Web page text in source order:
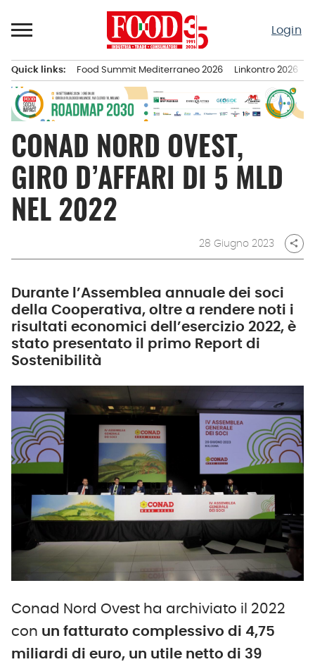
al
Login
principale
Quick links: Food Summit Mediterraneo 2026 Linkontro 2026
CONAD NORD OVEST,
GIRO D’AFFARI DI 5 MLD
NEL 2022
28 Giugno 2023 share
Durante l’Assemblea annuale dei soci
della Cooperativa, oltre a rendere noti i
risultati economici dell’esercizio 2022, è
stato presentato il primo Report di
Sostenibilità
Conad Nord Ovest ha archiviato il 2022
con un fatturato complessivo di 4,75
miliardi di euro, un utile netto di 39